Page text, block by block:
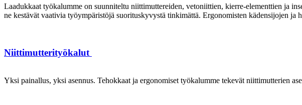
Laadukkaat työkalumme on suunniteltu niittimuttereiden, vetoniittien, kierre-elementtien ja
ne kestävät vaativia työympäristöjä suorituskyvystä tinkimättä. Ergonomisten kädensijojen ja
Niittimutterityökalut
Yksi painallus, yksi asennus. Tehokkaat ja ergonomiset työkalumme tekevät niittimutterien